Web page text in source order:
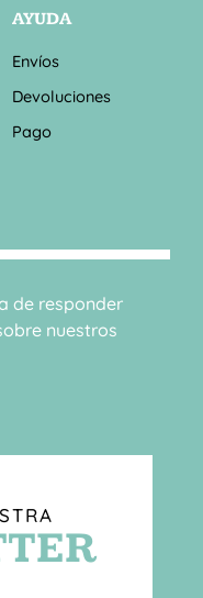
AYUDA
Envíos
Devoluciones
Pago
de responder
nuestros